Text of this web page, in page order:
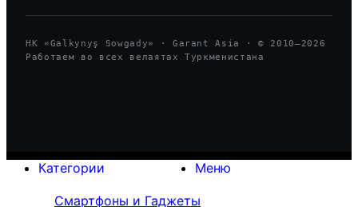
HK «Galkynyş Sowgady» · Garant Asia · © 2010—2026
Работаем во всех велаятах Туркменистана
Меню
Категории
Смартфоны и Гаджеты